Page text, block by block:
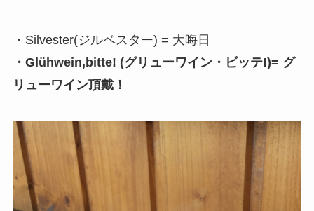
・Silvester(ジルベスター) = 大晦日
・Glühwein,bitte! (グリューワイン・ビッテ!)= グ
リューワイン頂戴！